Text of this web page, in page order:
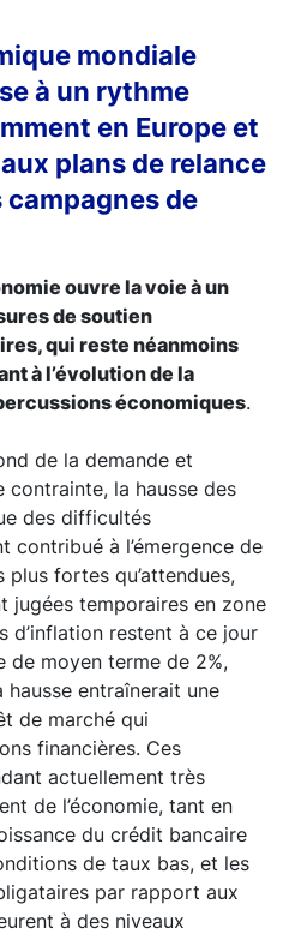
mondiale
à un rythme
en Europe et
plans de relance
campagnes de
ouvre la voie à un
de soutien
qui reste néanmoins
à l’évolution de la
économiques.
de la demande et
contrainte, la hausse des
des difficultés
contribué à l’émergence de
fortes qu’attendues,
jugées temporaires en zone
d’inflation restent à ce jour
de moyen terme de 2%,
hausse entraînerait une
de marché qui
financières. Ces
actuellement très
de l’économie, tant en
du crédit bancaire
de taux bas, et les
par rapport aux
à des niveaux